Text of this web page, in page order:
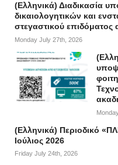
(Ελληνικά) Διαδικασία
δικαιολογητικών και
στεγαστικού επιδόματος
Monday July 27th, 2026
(Ελληνικά) Περιοδικό
Ιούλιος 2026
Friday July 24th, 2026